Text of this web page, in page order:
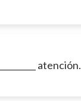
atención.